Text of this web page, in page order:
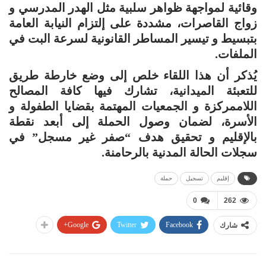
وقائية لمواجهة ظواهر سلبية مثل الهدر المدرسي و
زواج القاصرات، مشددة على إلتزام النيابة العامة
بتبسيط و تيسير المساطر القانونية لسرعة البت في
الملفات.
يُذكر أن هذا اللقاء خلص إلى وضع خارطة طريق
للتعبئة الميدانية، تشارك فيها كافة المصالح
اللاممركزة و الجمعيات المهتمة بقضايا الطفولة و
الأسرة، لضمان وصول الحملة إلى أبعد نقطة
بالإقليم و تحقيق هدف “صفر غير مسجل” في
سجلات الحالة المدنية بالرحامنة.
إقليم تسجيل حملة
0 262
شارك Facebook
Twitter
Google+